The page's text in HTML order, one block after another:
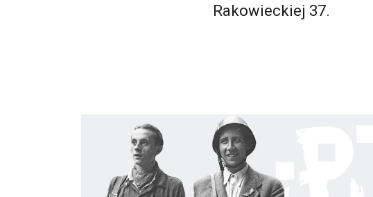
Rakowieckiej 37.